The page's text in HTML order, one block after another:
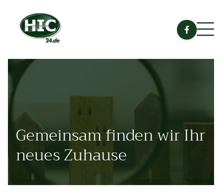
Gemeinsam finden wir Ihr
neues Zuhause